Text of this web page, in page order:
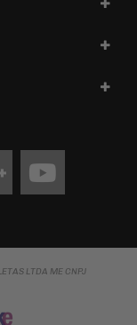
googleYoutube
LTDA ME CNPJ